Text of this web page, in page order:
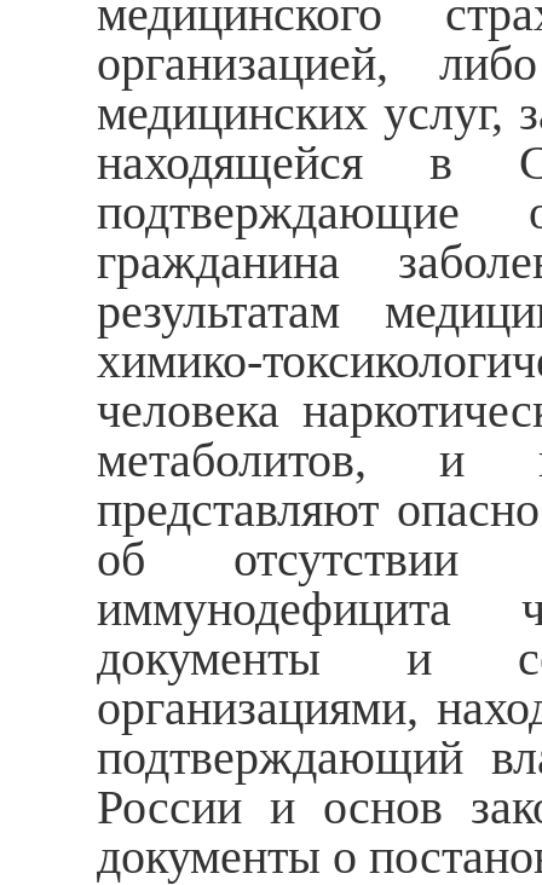
медицинского
организацией,
медицинских услуг,
находящейся в
подтверждающие
гражданина
результатам
химико-
человека
метаболитов, и
представляют
об отсутствии
иммунодефицита
документы и
организациями,
подтверждающий
России и основ
документы о